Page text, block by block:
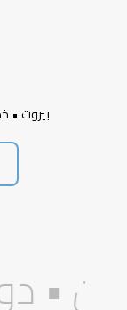
بيروت •